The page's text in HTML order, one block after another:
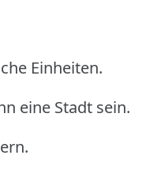
Einheiten.
eine Stadt sein.